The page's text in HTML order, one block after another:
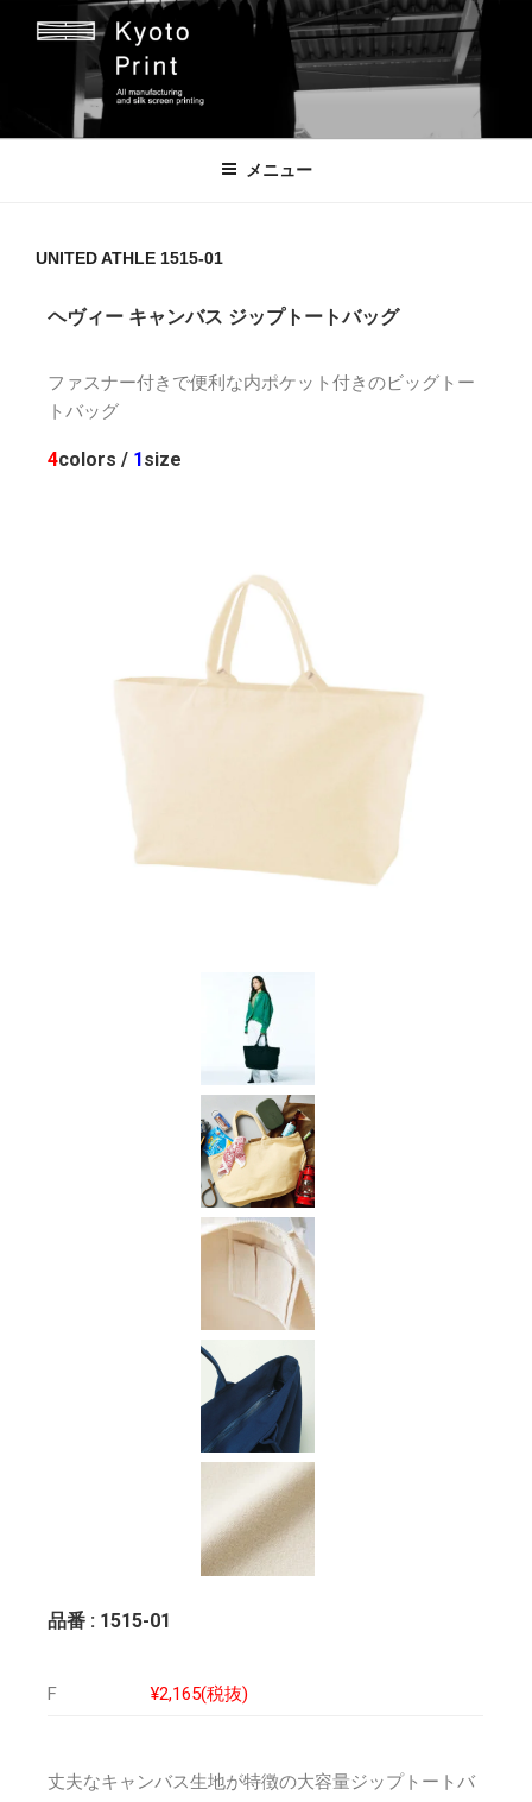
京都プリント
京都市のオリジナルプリント会社
メニュー
UNITED ATHLE 1515-01
ヘヴィー キャンバス ジップトートバッグ
ファスナー付きで便利な内ポケット付きのビッグトー
トバッグ
4colors / 1 size
品番 : 1515-01
F ¥2,165(税抜)
丈夫なキャンバス生地が特徴の大容量ジップトートバ